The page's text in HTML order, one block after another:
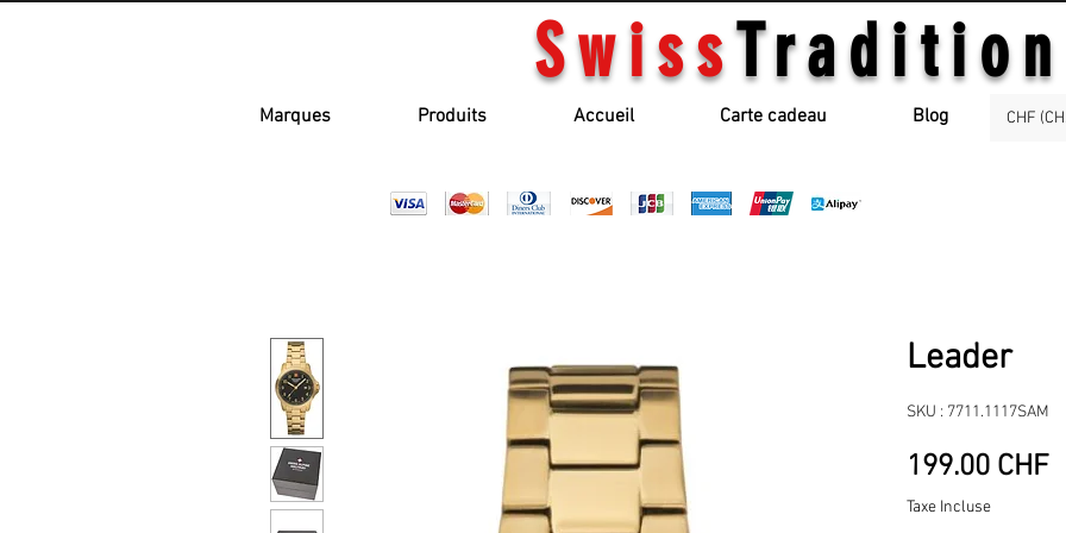
SwissTradition
Marques Produits Accueil Carte cadeau Blog CHF
Leader
SKU : 7711.1117SAM
199.00 CHF
Taxe Incluse